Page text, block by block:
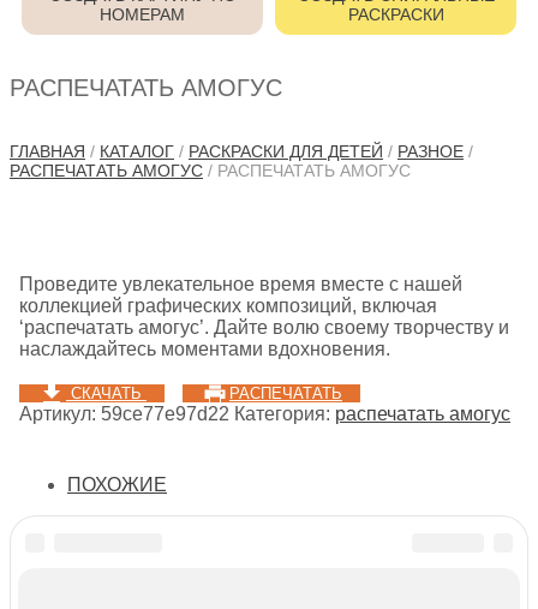
НОМЕРАМ
РАСКРАСКИ
РАСПЕЧАТАТЬ АМОГУС
ГЛАВНАЯ / КАТАЛОГ / РАСКРАСКИ ДЛЯ ДЕТЕЙ / РАЗНОЕ /
РАСПЕЧАТАТЬ АМОГУС / РАСПЕЧАТАТЬ АМОГУС
Проведите увлекательное время вместе с нашей
коллекцией графических композиций, включая
‘распечатать амогус’. Дайте волю своему творчеству и
наслаждайтесь моментами вдохновения.
СКАЧАТЬ РАСПЕЧАТАТЬ
Артикул: 59ce77e97d22 Категория: распечатать амогус
ПОХОЖИЕ